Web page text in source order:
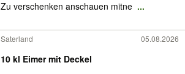
Zu verschenken anschauen mitne ...
Saterland 05.08.2026
10 kl Eimer mit Deckel